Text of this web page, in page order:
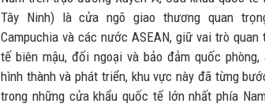
Tây Ninh) là cửa ngõ giao thương quan
Campuchia và các nước ASEAN, giữ vai trò
tế biên mậu, đối ngoại và bảo đảm quốc
hình thành và phát triển, khu vực này đã từng
trong những cửa khẩu quốc tế lớn nhất phía